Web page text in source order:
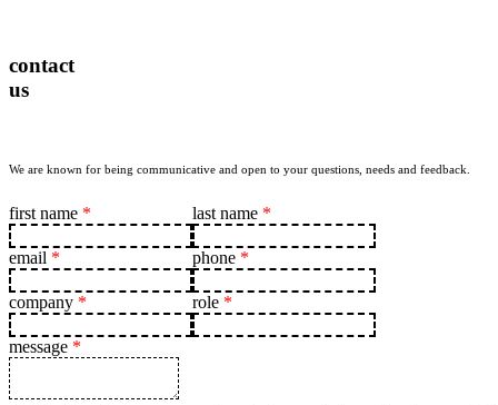
contact
us
We are known for being communicative and open to your questions, needs and feedback.
first name * last name *
email * phone *
company * role *
message *